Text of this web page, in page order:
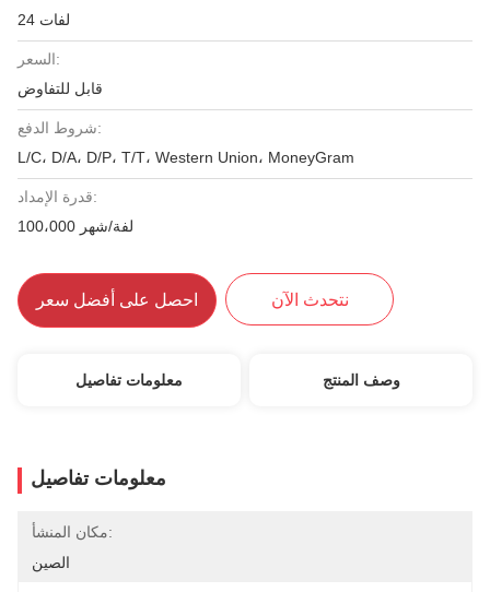
24 لفات
السعر:
قابل للتفاوض
شروط الدفع:
L/C، D/A، D/P، T/T، Western Union، MoneyGram
قدرة الإمداد:
100،000 لفة/شهر
احصل على أفضل سعر نتحدث الآن
معلومات تفاصيل وصف المنتج
معلومات تفاصيل
مكان المنشأ:
الصين